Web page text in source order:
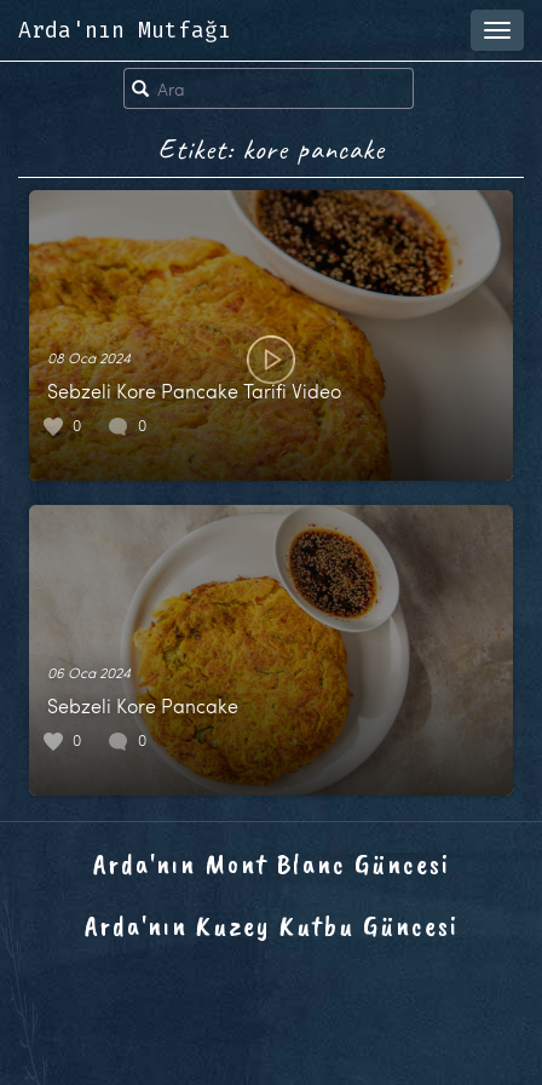
Arda'nın Mutfağı
Etiket: kore pancake
08 Oca 2024
Sebzeli Kore Pancake Tarifi Video
0 0
06 Oca 2024
Sebzeli Kore Pancake
0 0
Arda'nın Mont Blanc Güncesi
Arda'nın Kuzey Kutbu Güncesi